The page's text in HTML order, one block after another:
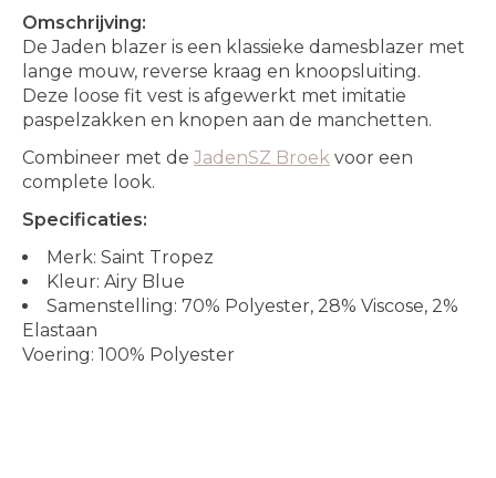
Omschrijving:
De Jaden blazer is een klassieke damesblazer met
lange mouw, reverse kraag en knoopsluiting.
Deze loose fit vest is afgewerkt met imitatie
paspelzakken en knopen aan de manchetten.
Combineer met de JadenSZ Broek voor een
complete look.
Specificaties:
Merk: Saint Tropez
Kleur: Airy Blue
Samenstelling: 70% Polyester, 28% Viscose, 2%
Elastaan
Voering: 100% Polyester